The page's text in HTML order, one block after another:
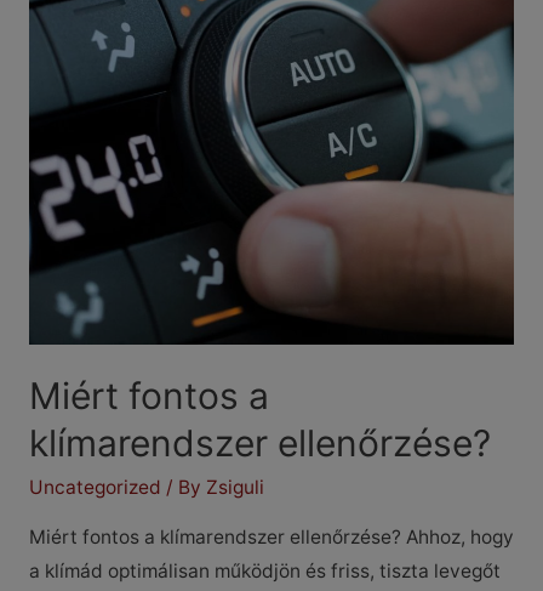
Miért fontos a
klímarendszer ellenőrzése?
Uncategorized / By Zsiguli
Miért fontos a klímarendszer ellenőrzése? Ahhoz, hogy
a klímád optimálisan működjön és friss, tiszta levegőt